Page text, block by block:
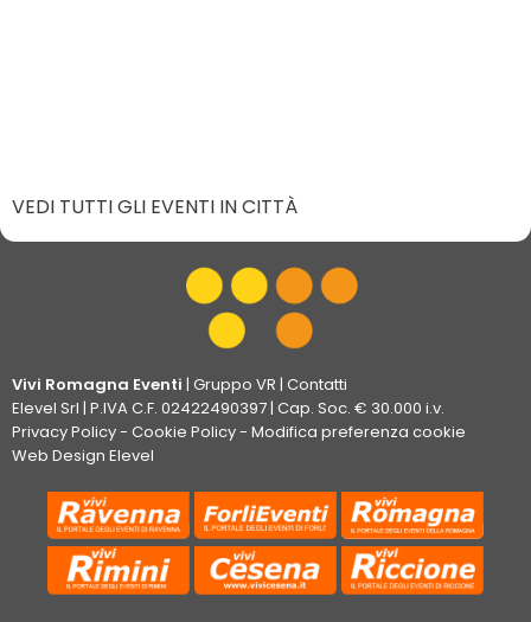
VEDI TUTTI GLI EVENTI IN CITTÀ
Vivi Romagna Eventi | Gruppo VR | Contatti
Elevel Srl | P.IVA C.F. 02422490397 | Cap. Soc. € 30.000 i.v.
Privacy Policy- Cookie Policy- Modifica preferenza cookie
Web Design Elevel